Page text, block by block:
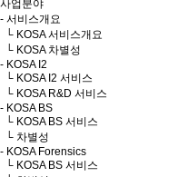
사업분야
- 서비스개요
└ KOSA 서비스개요
└ KOSA 차별성
- KOSA I2
└ KOSA I2 서비스
└ KOSA R&D 서비스
- KOSA BS
└ KOSA BS 서비스
└ 차별성
- KOSA Forensics
└ KOSA BS 서비스